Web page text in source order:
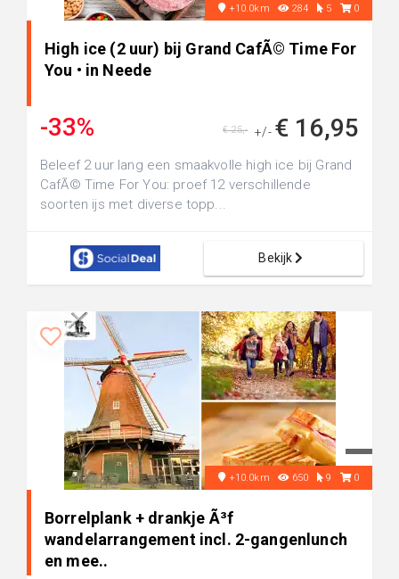
+10.0km 284 5 0
High ice (2 uur) bij Grand CafÃ© Time For
You • in Neede
-33% +/- € 16,95
€ 25,-
Beleef 2 uur lang een smaakvolle high ice bij Grand
CafÃ© Time For You: proef 12 verschillende
soorten ijs met diverse topp...
Bekijk
+10.0km 650 9 0
Borrelplank + drankje Ã³f
wandelarrangement incl. 2-gangenlunch
en mee..